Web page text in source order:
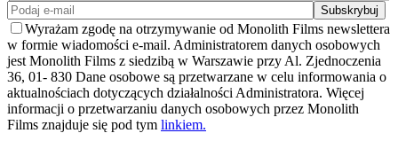
Wyrażam zgodę na otrzymywanie od Monolith Films newslettera
w formie wiadomości e-mail. Administratorem danych osobowych
jest Monolith Films z siedzibą w Warszawie przy Al. Zjednoczenia
36, 01- 830 Dane osobowe są przetwarzane w celu informowania o
aktualnościach dotyczących działalności Administratora. Więcej
informacji o przetwarzaniu danych osobowych przez Monolith
Films znajduje się pod tym linkiem.